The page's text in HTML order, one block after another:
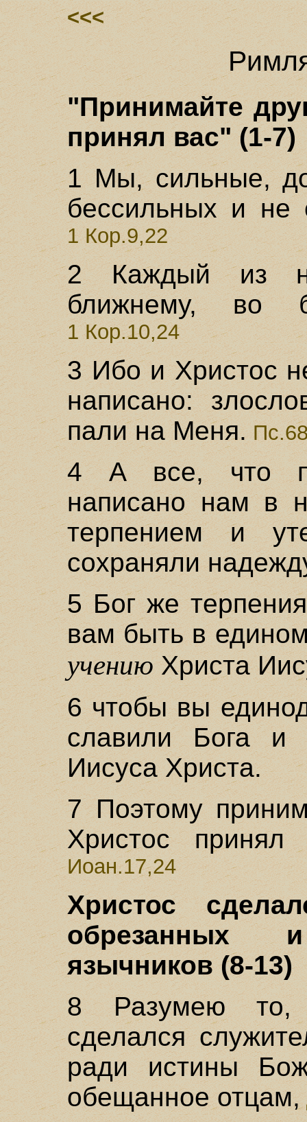
<<<
"Принимайте
принял вас" (1-7)
1 Мы, сильные,
бессильных и не
1 Кор.9,22
2 Каждый из
ближнему, во
1 Кор.10,24
3 Ибо и Христос
написано:
пали на Меня.
4 А все, что
написано нам в
терпением и
сохраняли
5 Бог же
вам быть в
учениюХриста
6 чтобы вы
славили Бога и
Иисуса Христа.
7 Поэтому
Христос
Иоан.17,24
Христос
язычников (8-13)
8 Разумею то,
сделался
ради истины
обещанное отцам,